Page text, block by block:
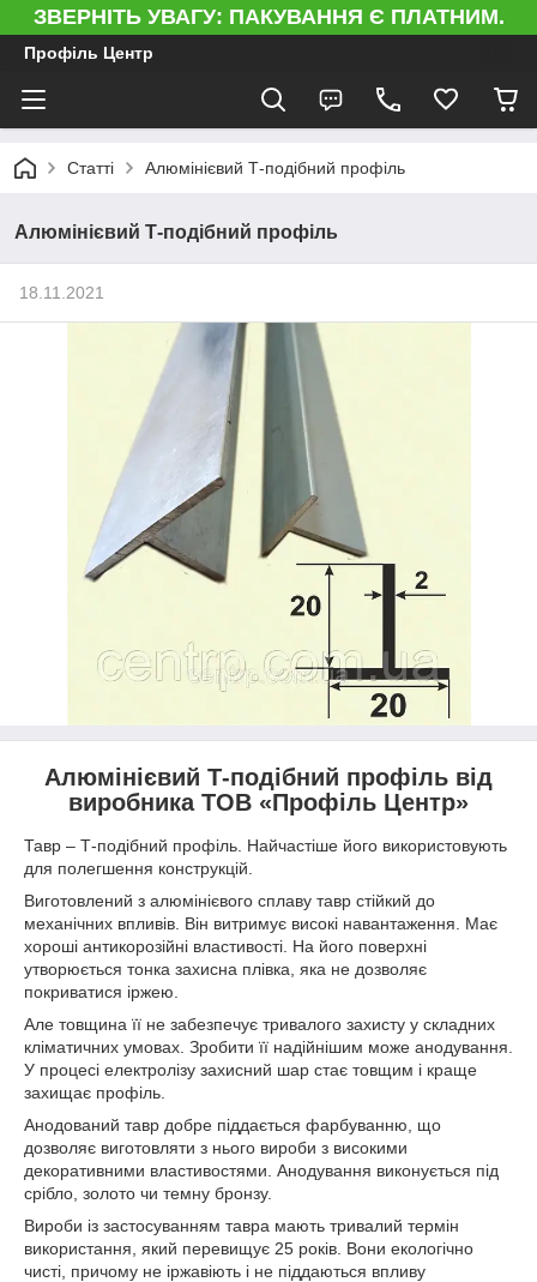
ЗВЕРНІТЬ УВАГУ: ПАКУВАННЯ Є ПЛАТНИМ.
Профіль Центр
Статті Алюмінієвий Т-подібний профіль
Алюмінієвий Т-подібний профіль
18.11.2021
Алюмінієвий Т-подібний профіль від
виробника ТОВ «Профіль Центр»
Тавр – Т-подібний профіль. Найчастіше його використовують
для полегшення конструкцій.
Виготовлений з алюмінієвого сплаву тавр стійкий до
механічних впливів. Він витримує високі навантаження. Має
хороші антикорозійні властивості. На його поверхні
утворюється тонка захисна плівка, яка не дозволяє
покриватися іржею.
Але товщина її не забезпечує тривалого захисту у складних
кліматичних умовах. Зробити її надійнішим може анодування.
У процесі електролізу захисний шар стає товщим і краще
захищає профіль.
Анодований тавр добре піддається фарбуванню, що
дозволяє виготовляти з нього вироби з високими
декоративними властивостями. Анодування виконується під
срібло, золото чи темну бронзу.
Вироби із застосуванням тавра мають тривалий термін
використання, який перевищує 25 років. Вони екологічно
чисті, причому не іржавіють і не піддаються впливу